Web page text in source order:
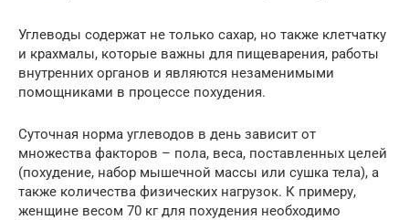
Углеводы содержат не только сахар, но также клетчатку
и крахмалы, которые важны для пищеварения, работы
внутренних органов и являются незаменимыми
помощниками в процессе похудения.
Суточная норма углеводов в день зависит от
множества факторов – пола, веса, поставленных целей
(похудение, набор мышечной массы или сушка тела), а
также количества физических нагрузок. К примеру,
женщине весом 70 кг для похудения необходимо